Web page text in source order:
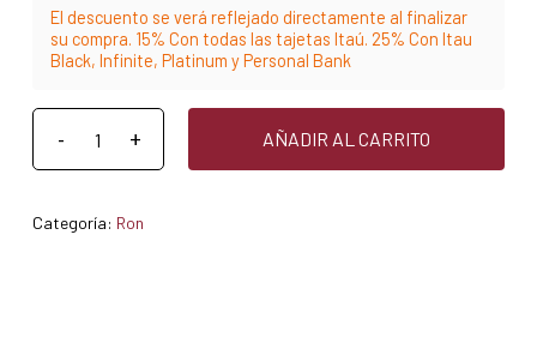
El descuento se verá reflejado directamente al finalizar
su compra. 15% Con todas las tajetas Itaú. 25% Con Itau
Black, Infinite, Platinum y Personal Bank
AÑADIR AL CARRITO
Categoría: Ron